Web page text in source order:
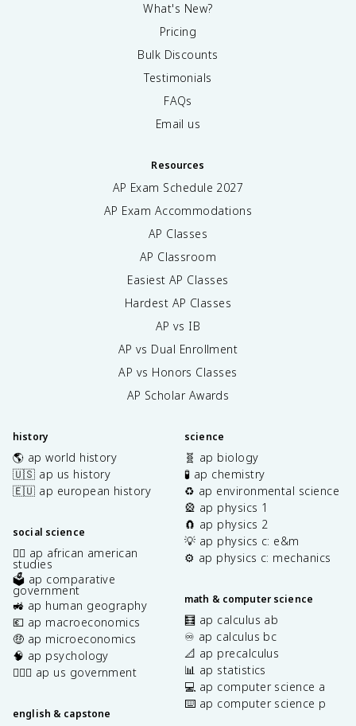
What's New?
Pricing
Bulk Discounts
Testimonials
FAQs
Email us
Resources
AP Exam Schedule 2027
AP Exam Accommodations
AP Classes
AP Classroom
Easiest AP Classes
Hardest AP Classes
AP vs IB
AP vs Dual Enrollment
AP vs Honors Classes
AP Scholar Awards
history
🌎 ap world history
🇺🇸 ap us history
🇪🇺 ap european history
social science
✊🏿 ap african american
studies
🗳️ ap comparative
government
🚜 ap human geography
💶 ap macroeconomics
🤑 ap microeconomics
🧠 ap psychology
👩🏾‍⚖️ ap us government
english & capstone
science
🧬 ap biology
🧪 ap chemistry
♻️ ap environmental science
🎡 ap physics 1
🧲 ap physics 2
💡 ap physics c: e&m
⚙️ ap physics c: mechanics
math & computer science
🧮 ap calculus ab
♾️ ap calculus bc
📐 ap precalculus
📊 ap statistics
💻 ap computer science a
⌨️ ap computer science p